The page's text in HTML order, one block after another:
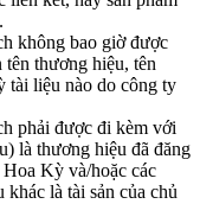
không bao giờ được
thương hiệu, tên
tài liệu nào do công ty
phải được đi kèm với
là thương hiệu đã đăng
Kỳ và/hoặc các
là tài sản của chủ